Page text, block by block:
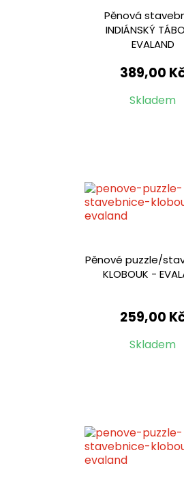
Pěnová
INDIÁNSKÝ
EVALAND
389,00
Skladem
Pěnové puzzle/
KLOBOUK -
259,00
Skladem